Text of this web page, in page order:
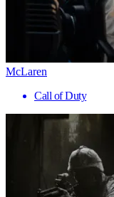
McLaren
Call of Duty